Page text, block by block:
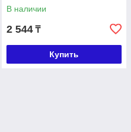
В наличии
2 544 ₸
Купить